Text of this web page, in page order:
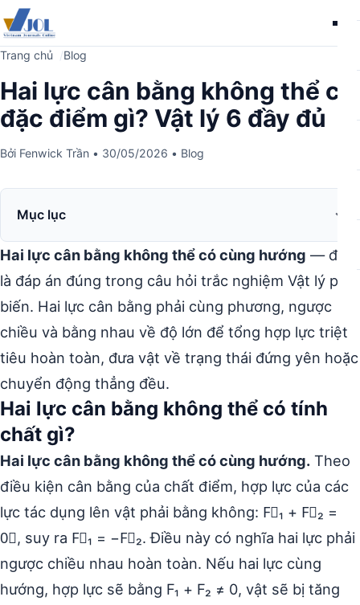
Trang chủ Blog
Hai lực cân bằng không thể có
đặc điểm gì? Vật lý 6 đầy đủ
Bởi Fenwick Trần • 30/05/2026 • Blog
Mục lục
Hai lực cân bằng không thể có cùng hướng — đây
là đáp án đúng trong câu hỏi trắc nghiệm Vật lý phổ
biến. Hai lực cân bằng phải cùng phương, ngược
chiều và bằng nhau về độ lớn để tổng hợp lực triệt
tiêu hoàn toàn, đưa vật về trạng thái đứng yên hoặc
chuyển động thẳng đều.
Hai lực cân bằng không thể có tính
chất gì?
Hai lực cân bằng không thể có cùng hướng. Theo
điều kiện cân bằng của chất điểm, hợp lực của các
lực tác dụng lên vật phải bằng không: F⃗₁ + F⃗₂ =
0⃗, suy ra F⃗₁ = −F⃗₂. Điều này có nghĩa hai lực phải
ngược chiều nhau hoàn toàn. Nếu hai lực cùng
hướng, hợp lực sẽ bằng F₁ + F₂ ≠ 0, vật sẽ bị tăng